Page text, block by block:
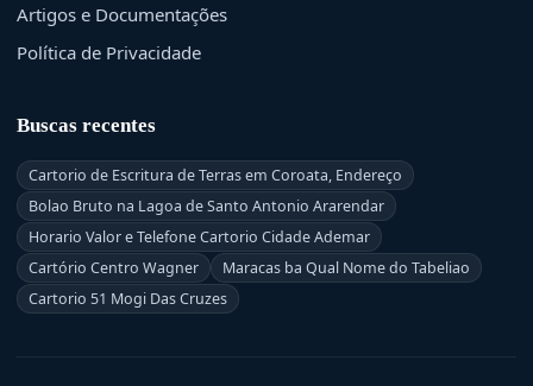
Artigos e Documentações
Política de Privacidade
Buscas recentes
Cartorio de Escritura de Terras em Coroata, Endereço
Bolao Bruto na Lagoa de Santo Antonio Ararendar
Horario Valor e Telefone Cartorio Cidade Ademar
Cartório Centro Wagner
Maracas ba Qual Nome do Tabeliao
Cartorio 51 Mogi Das Cruzes